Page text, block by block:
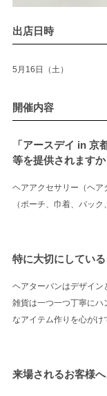
出店日時
5月16日（土）
開催内容
「アースデイ in 京
等を提供されますか
ヘアアクセサリー（ヘ
（ポーチ、巾着、バッ
特に大切にしている
ヘアターバンはデザイ
雑貨は一つ一つ丁寧にハ
なアイテム作りを心がけ
来場されるお客様